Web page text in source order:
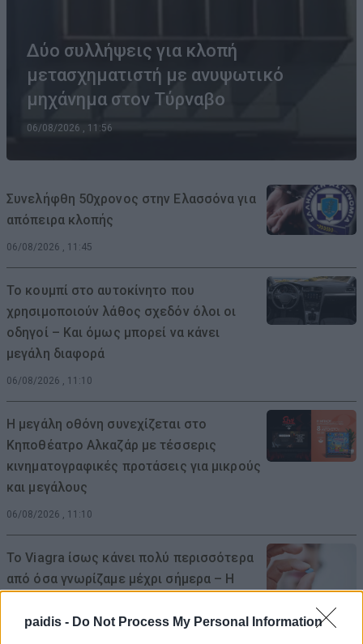
paidis - Do Not Process My Personal Information
Δύο συλλήψεις για κλοπή
μετασχηματιστή με ανυψωτικό
μηχάνημα στον Τύρναβο
06/08/2026 , 11:56
Συνελήφθη 50χρονος στην Ελασσόνα για
απόπειρα κλοπής
06/08/2026 , 11:45
Το κουμπί στο αυτοκίνητο που
χρησιμοποιούν λάθος σχεδόν όλοι οι
οδηγοί – Και όμως μπορεί να κάνει
μεγάλη διαφορά
06/08/2026 , 11:10
Η μεγάλη οθόνη συνεχίζεται στο
Κηποθέατρο Αλκαζάρ με τέσσερις
κινηματογραφικές προτάσεις για μικρούς
και μεγάλους
06/08/2026 , 11:10
Το Viagra ίσως κάνει πολύ περισσότερα
από όσα γνωρίζαμε μέχρι σήμερα – Η
επιστήμονες